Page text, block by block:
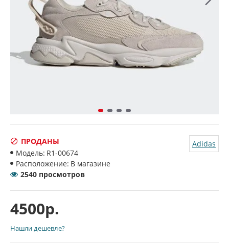
4500р.
ПРОДАНЫ
Модель: R1-00674
Расположение: В магазине
Adidas
2540 просмотров
Нашли дешевле?